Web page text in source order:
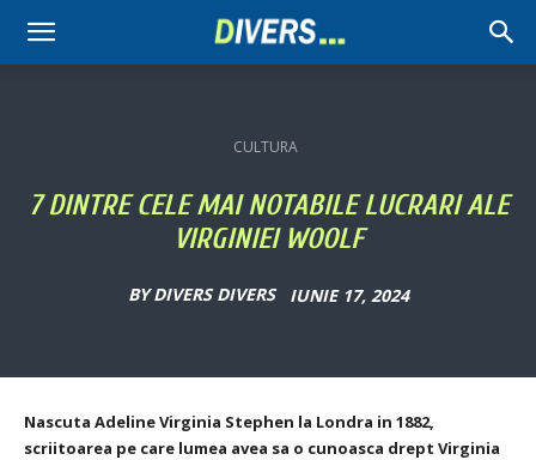
Divers
CULTURA
7 DINTRE CELE MAI NOTABILE LUCRARI ALE
VIRGINIEI WOOLF
BY DIVERS DIVERS IUNIE 17, 2024
Nascuta Adeline Virginia Stephen la Londra in 1882,
scriitoarea pe care lumea avea sa o cunoasca drept Virginia